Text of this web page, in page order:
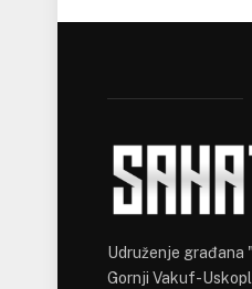
Udruženje građana
Gornji Vakuf-